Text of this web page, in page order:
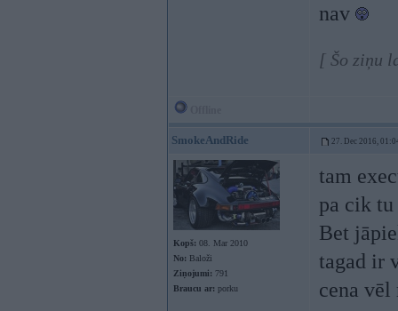
nav
[ Šo ziņu
SmokeAndRide 27. Dec 2016,
Kopš: 08. Mar 2010
No: Baloži
Ziņojumi: 791
Braucu ar: porku
tam
pa cik tu
Bet
tagad ir
cena vēl